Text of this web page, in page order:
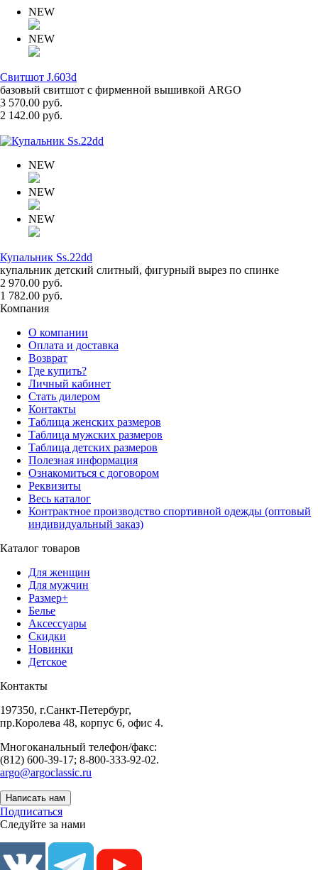
NEW
NEW
Свитшот J.603d
базовый свитшот с фирменной вышивкой ARGO
3 570.00 руб.
2 142.00 руб.
NEW
NEW
NEW
Купальник Ss.22dd
купальник детский слитный, фигурный вырез по спинке
2 970.00 руб.
1 782.00 руб.
Компания
О компании
Оплата и доставка
Возврат
Где купить?
Личный кабинет
Стать дилером
Контакты
Таблица женских размеров
Таблица мужских размеров
Таблица детских размеров
Полезная информация
Ознакомиться с договором
Реквизиты
Весь каталог
Контрактное производство спортивной одежды (оптовый
индивидуальный заказ)
Каталог товаров
Для женщин
Для мужчин
Размер+
Белье
Аксессуары
Скидки
Новинки
Детское
Контакты
197350, г.Санкт-Петербург,
пр.Королева 48, корпус 6, офис 4.
Многоканальный телефон/факс:
(812) 600-39-17; 8-800-333-92-02.
argo@argoclassic.ru
Написать нам
Подписаться
Следуйте за нами